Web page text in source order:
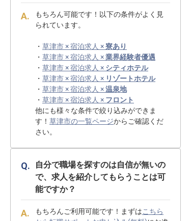
もちろん可能です！以下の条件がよく見
られています。
・ 草津市 × 宿泊求人 ×寮あり
・ 草津市 × 宿泊求人 ×業界経験者優遇
・ 草津市 × 宿泊求人 × シティホテル
・ 草津市 × 宿泊求人 × リゾートホテル
・ 草津市 × 宿泊求人 ×温泉地
・ 草津市 × 宿泊求人 × フロント
他にも様々な条件で絞り込みができま
す！ 草津市の一覧ページからご確認くだ
さい。
自分で職場を探すのは自信が無いの
で、求人を紹介してもらうことは可
能ですか？
もちろんご利用可能です！まずはこちら